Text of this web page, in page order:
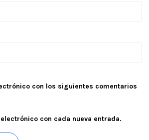
con los siguientes comentarios
con cada nueva entrada.